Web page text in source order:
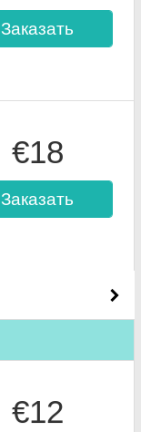
Заказать
€18
Заказать
€12